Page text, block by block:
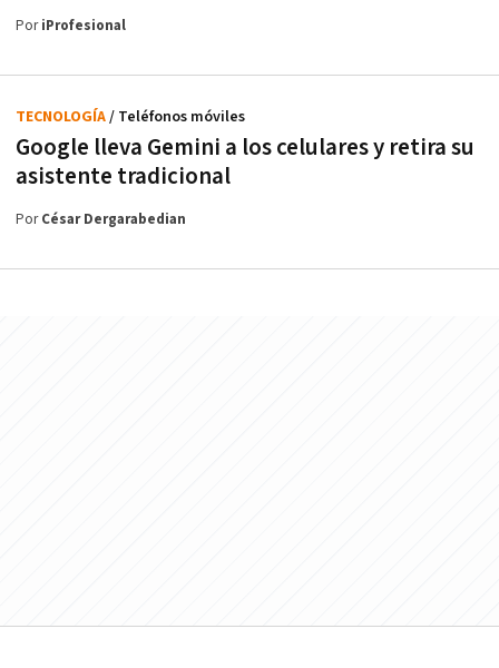
PoriProfesional
Google lleva Gemini a los celulares y retira su
asistente tradicional
TECNOLOGÍA/ Teléfonos móviles
PorCésar Dergarabedian